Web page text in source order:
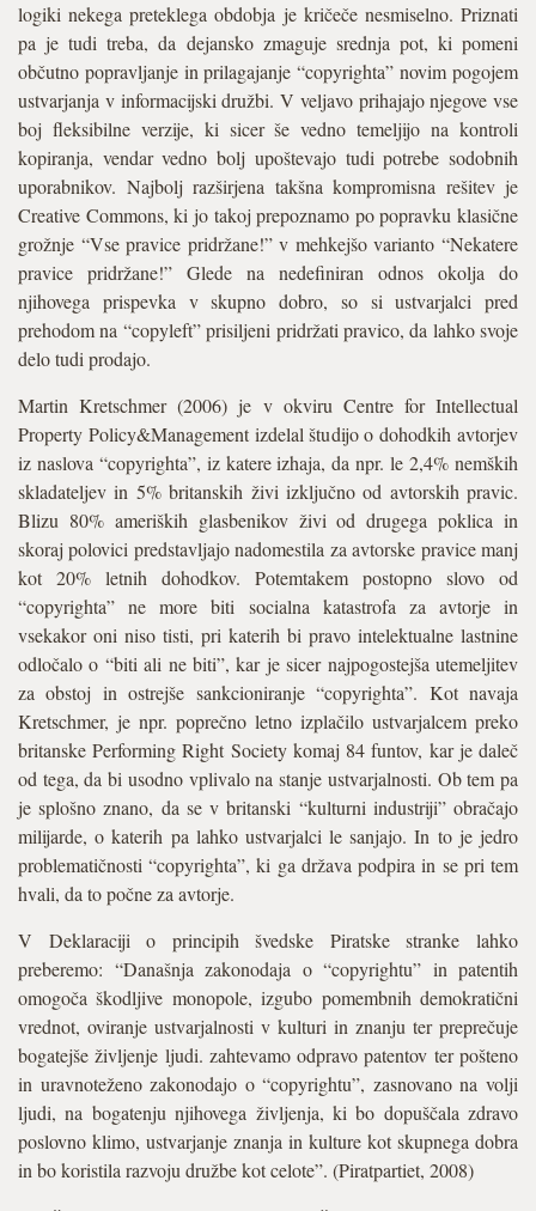
logiki nekega preteklega obdobja je kričeče nesmiselno. Priznati
pa je tudi treba, da dejansko zmaguje srednja pot, ki pomeni
občutno popravljanje in prilagajanje “copyrighta” novim pogojem
ustvarjanja v informacijski družbi. V veljavo prihajajo njegove vse
boj fleksibilne verzije, ki sicer še vedno temeljijo na kontroli
kopiranja, vendar vedno bolj upoštevajo tudi potrebe sodobnih
uporabnikov. Najbolj razširjena takšna kompromisna rešitev je
Creative Commons, ki jo takoj prepoznamo po popravku klasične
grožnje “Vse pravice pridržane!” v mehkejšo varianto “Nekatere
pravice pridržane!” Glede na nedefiniran odnos okolja do
njihovega prispevka v skupno dobro, so si ustvarjalci pred
prehodom na “copyleft” prisiljeni pridržati pravico, da lahko svoje
delo tudi prodajo.
Martin Kretschmer (2006) je v okviru Centre for Intellectual
Property Policy&Management izdelal študijo o dohodkih avtorjev
iz naslova “copyrighta”, iz katere izhaja, da npr. le 2,4% nemških
skladateljev in 5% britanskih živi izključno od avtorskih pravic.
Blizu 80% ameriških glasbenikov živi od drugega poklica in
skoraj polovici predstavljajo nadomestila za avtorske pravice manj
kot 20% letnih dohodkov. Potemtakem postopno slovo od
“copyrighta” ne more biti socialna katastrofa za avtorje in
vsekakor oni niso tisti, pri katerih bi pravo intelektualne lastnine
odločalo o “biti ali ne biti”, kar je sicer najpogostejša utemeljitev
za obstoj in ostrejše sankcioniranje “copyrighta”. Kot navaja
Kretschmer, je npr. poprečno letno izplačilo ustvarjalcem preko
britanske Performing Right Society komaj 84 funtov, kar je daleč
od tega, da bi usodno vplivalo na stanje ustvarjalnosti. Ob tem pa
je splošno znano, da se v britanski “kulturni industriji” obračajo
milijarde, o katerih pa lahko ustvarjalci le sanjajo. In to je jedro
problematičnosti “copyrighta”, ki ga država podpira in se pri tem
hvali, da to počne za avtorje.
V Deklaraciji o principih švedske Piratske stranke lahko
preberemo: “Današnja zakonodaja o “copyrightu” in patentih
omogoča škodljive monopole, izgubo pomembnih demokratični
vrednot, oviranje ustvarjalnosti v kulturi in znanju ter preprečuje
bogatejše življenje ljudi. zahtevamo odpravo patentov ter pošteno
in uravnoteženo zakonodajo o “copyrightu”, zasnovano na volji
ljudi, na bogatenju njihovega življenja, ki bo dopuščala zdravo
poslovno klimo, ustvarjanje znanja in kulture kot skupnega dobra
in bo koristila razvoju družbe kot celote”. (Piratpartiet, 2008)